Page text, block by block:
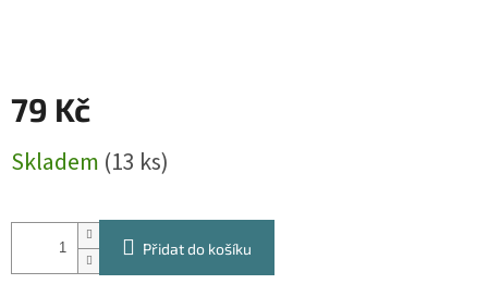
79 Kč
cena:
Skladem (13 ks)
Přidat do košíku